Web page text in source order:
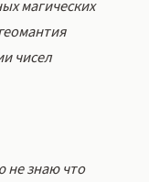
магических
чисел
не знаю что